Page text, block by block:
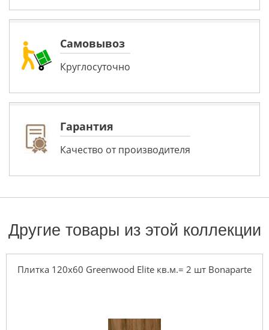
Самовывоз
Круглосуточно
Гарантия
Качество от производителя
Другие товары из этой коллекции
Плитка 120x60 Greenwood Elite кв.м.= 2 шт Bonaparte